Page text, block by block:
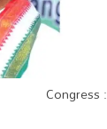
Congress :